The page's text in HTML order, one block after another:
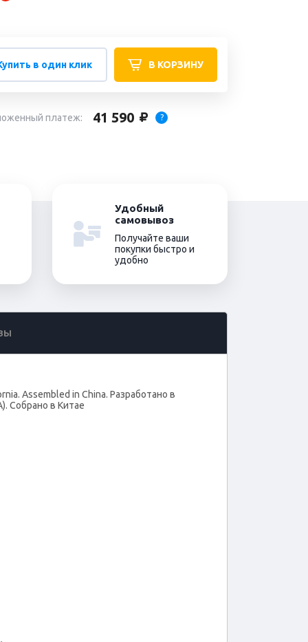
в один клик В КОРЗИНУ
платеж: 41 590 ?
Удобный
самовывоз
Получайте ваши
покупки быстро и
удобно
Assembled in China. Разработано в
Собрано в Китае